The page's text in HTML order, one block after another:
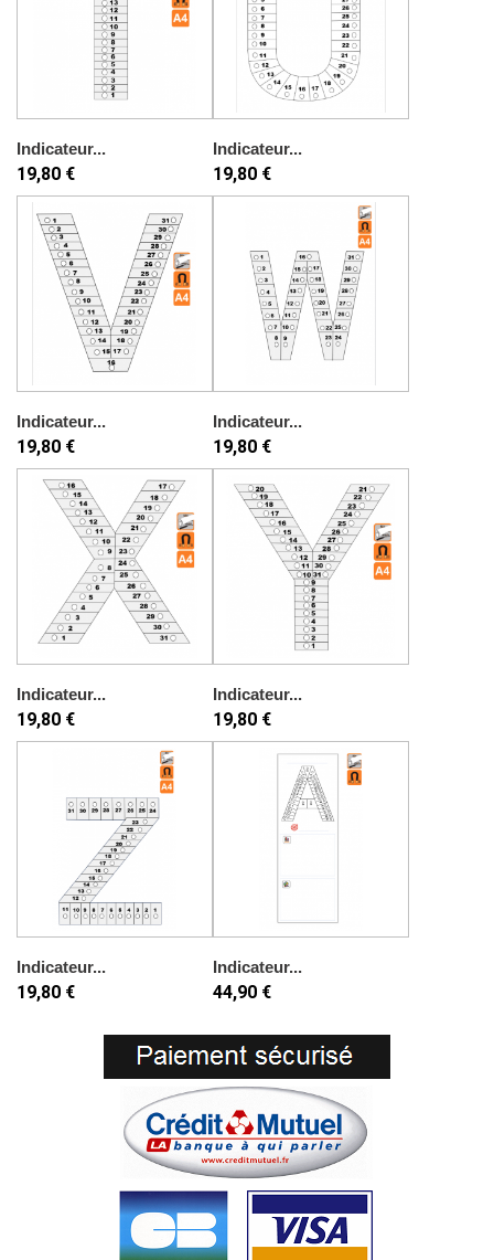
Indicateur...
19,80 €
Indicateur...
19,80 €
Indicateur...
19,80 €
Indicateur...
19,80 €
Indicateur...
19,80 €
Indicateur...
19,80 €
Indicateur...
19,80 €
Indicateur...
44,90 €